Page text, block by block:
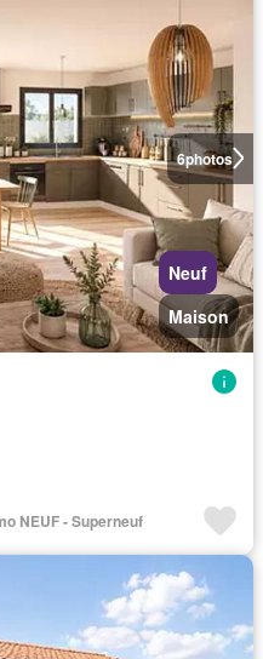
6photos
Neuf
Maison
NEUF - Superneuf